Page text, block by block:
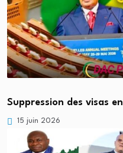
Suppression des visas
15 juin 2026